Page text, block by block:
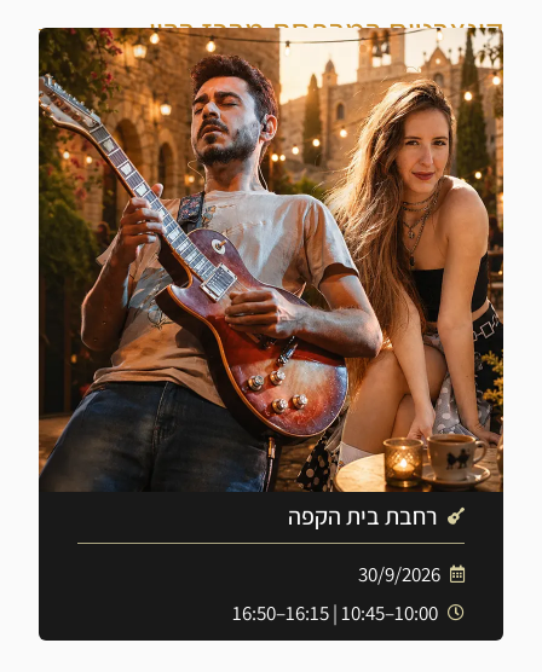
קונצרטים במרפסת מרכז רבין
רחבת בית הקפה
30/9/2026
10:00–10:45 | 16:15–16:50